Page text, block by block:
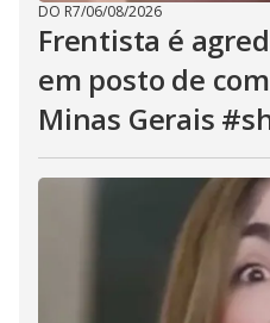
DO R7/06/08/2026
Frentista é
em posto de
Minas Gerais